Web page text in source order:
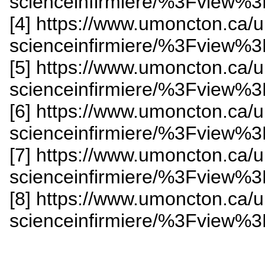
[4] https://www.umoncton.ca/
scienceinfirmiere/
[5] https://www.umoncton.ca/
scienceinfirmiere/
[6] https://www.umoncton.ca/
scienceinfirmiere/
[7] https://www.umoncton.ca/
scienceinfirmiere/
[8] https://www.umoncton.ca/
scienceinfirmiere/